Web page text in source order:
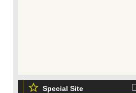
Special Site